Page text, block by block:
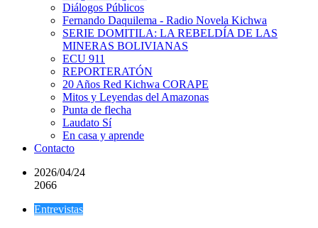
Diálogos Públicos
Fernando Daquilema - Radio Novela Kichwa
SERIE DOMITILA: LA REBELDÍA DE LAS
MINERAS BOLIVIANAS
ECU 911
REPORTERATÓN
20 Años Red Kichwa CORAPE
Mitos y Leyendas del Amazonas
Punta de flecha
Laudato Sí
En casa y aprende
Contacto
2026/04/24
2066
Entrevistas